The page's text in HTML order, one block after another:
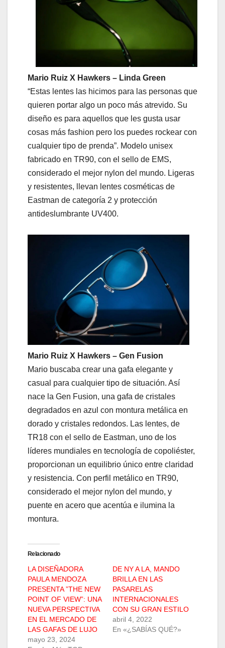
Mario Ruiz X Hawkers – Linda Green
“Estas lentes las hicimos para las personas que
quieren portar algo un poco más atrevido. Su
diseño es para aquellos que les gusta usar
cosas más fashion pero los puedes rockear con
cualquier tipo de prenda”. Modelo unisex
fabricado en TR90, con el sello de EMS,
considerado el mejor nylon del mundo. Ligeras
y resistentes, llevan lentes cosméticas de
Eastman de categoría 2 y protección
antideslumbrante UV400.
Mario Ruiz X Hawkers – Gen Fusion
Mario buscaba crear una gafa elegante y
casual para cualquier tipo de situación. Así
nace la Gen Fusion, una gafa de cristales
degradados en azul con montura metálica en
dorado y cristales redondos. Las lentes, de
TR18 con el sello de Eastman, uno de los
líderes mundiales en tecnología de copoliéster,
proporcionan un equilibrio único entre claridad
y resistencia. Con perfil metálico en TR90,
considerado el mejor nylon del mundo, y
puente en acero que acentúa e ilumina la
montura.
Relacionado
LA DISEÑADORA
PAULA MENDOZA
PRESENTA ”THE NEW
POINT OF VIEW”: UNA
NUEVA PERSPECTIVA
EN EL MERCADO DE
LAS GAFAS DE LUJO
mayo 23, 2024
DE NY A LA, MANDO
BRILLA EN LAS
PASARELAS
INTERNACIONALES
CON SU GRAN ESTILO
abril 4, 2022
En «¿SABÍAS QUÉ?»